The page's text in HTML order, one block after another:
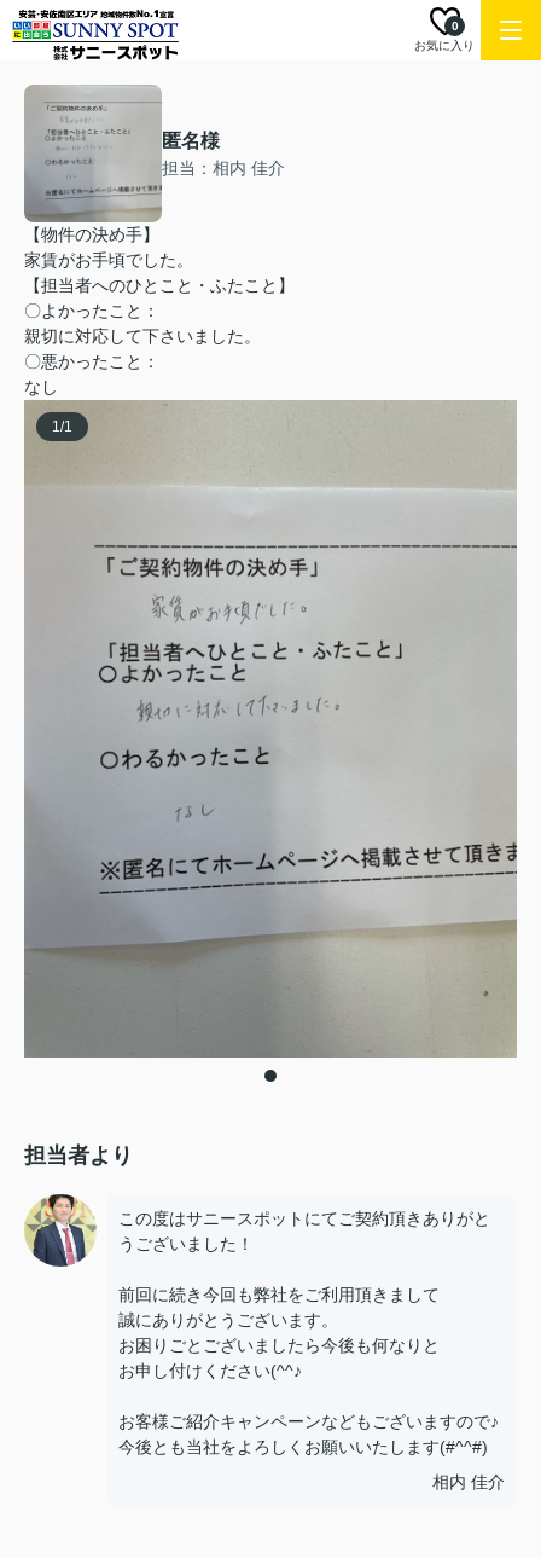
お気に入り
0
匿名様
担当：相内 佳介
【物件の決め手】
家賃がお手頃でした。
【担当者へのひとこと・ふたこと】
〇よかったこと：
親切に対応して下さいました。
〇悪かったこと：
なし
1/1
担当者より
この度はサニースポットにてご契約頂きありがと
うございました！
前回に続き今回も弊社をご利用頂きまして
誠にありがとうございます。
お困りごとございましたら今後も何なりと
お申し付けください(^^♪
お客様ご紹介キャンペーンなどもございますので♪
今後とも当社をよろしくお願いいたします(#^^#)
相内 佳介